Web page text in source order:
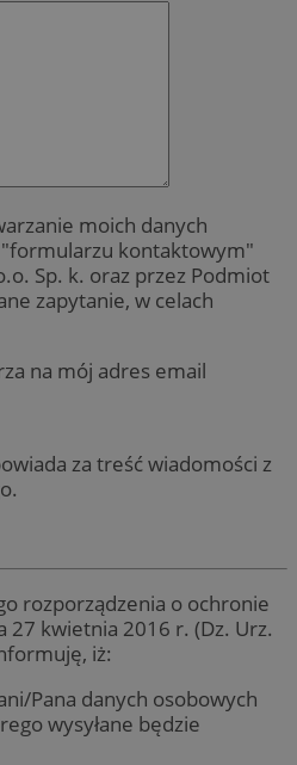
moich danych
kontaktowym"
Sp. k. oraz przez Podmiot
zapytanie, w celach
na mój adres email
za treść wiadomości z
rozporządzenia o ochronie
27 kwietnia 2016 r. (Dz. Urz.
iż:
Pana danych osobowych
wysyłane będzie